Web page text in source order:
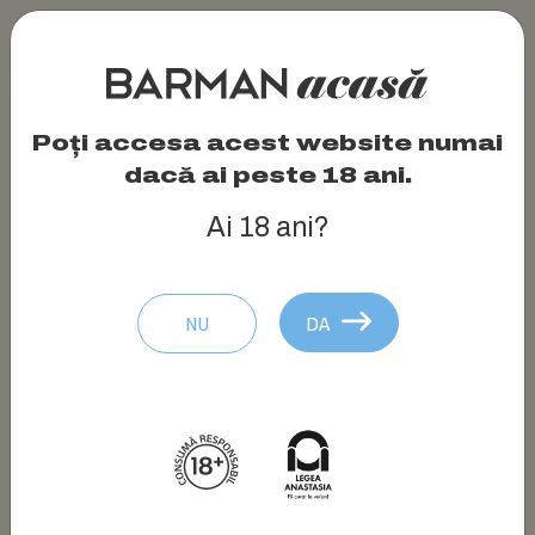
Poți accesa acest website numai
dacă ai peste 18 ani.
Ai 18 ani?
NU DA